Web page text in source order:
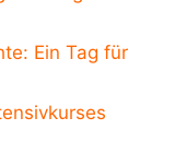
Ein Tag für